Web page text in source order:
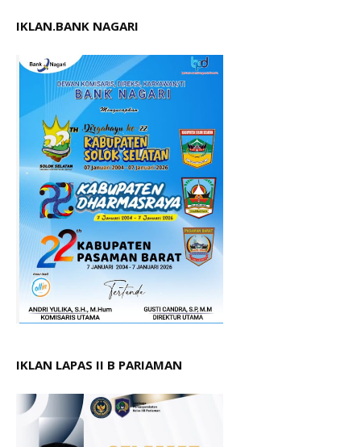
IKLAN.BANK NAGARI
IKLAN LAPAS II B PARIAMAN